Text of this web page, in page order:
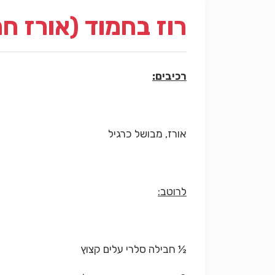
רוז בחמוד (אורז
רכיבים:
אורז, מבושל כרגיל
לרוטב:
½ חבילה סלרי עלים קצוץ